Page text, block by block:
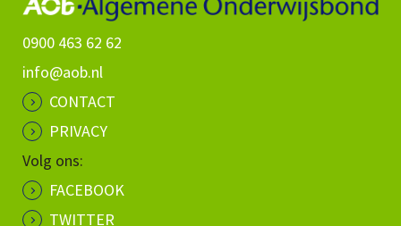
0900 463 62 62
info@aob.nl
CONTACT
PRIVACY
Volg ons:
FACEBOOK
TWITTER